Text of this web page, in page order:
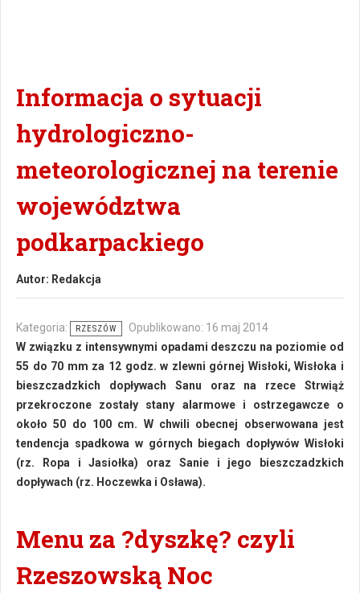
Informacja o sytuacji
hydrologiczno-
meteorologicznej na terenie
województwa
podkarpackiego
Autor: Redakcja
Kategoria: RZESZÓW
Opublikowano: 16 maj 2014
W związku z intensywnymi opadami deszczu na poziomie od
55 do 70 mm za 12 godz. w zlewni górnej Wisłoki, Wisłoka i
bieszczadzkich dopływach Sanu oraz na rzece Strwiąż
przekroczone zostały stany alarmowe i ostrzegawcze o
około 50 do 100 cm. W chwili obecnej obserwowana jest
tendencja spadkowa w górnych biegach dopływów Wisłoki
(rz. Ropa i Jasiołka) oraz Sanie i jego bieszczadzkich
dopływach (rz. Hoczewka i Osława).
Menu za ?dyszkę? czyli
Rzeszowską Noc